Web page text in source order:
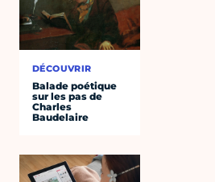
DÉCOUVRIR
Balade poétique
sur les pas de
Charles
Baudelaire